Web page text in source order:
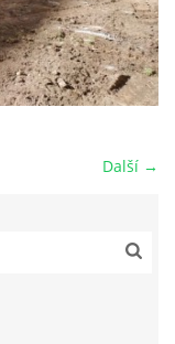
Další →